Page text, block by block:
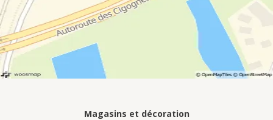
Magasins et décoration